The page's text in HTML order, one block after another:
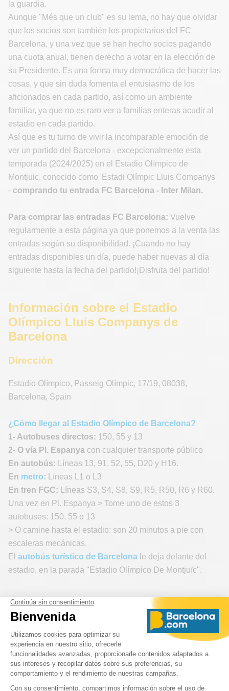
la guardia.
Aunque "Més que un club" es su lema, no hay que olvidar
que los socios son también los propietarios del FC
Barcelona, y una vez que se han hecho socios pagando
una cuota anual, tienen derecho a votar en la elección de
su Presidente. Es una forma muy democrática de hacer las
cosas, y que sin duda fomenta el entusiasmo de los
aficionados en cada partido, así como un ambiente
familiar, ya que no es raro ver a familias enteras acudir al
estadio en cada partido.
Así que es tu turno de vivir la incomparable emoción de
ver un partido del Barcelona - excepcionalmente esta
temporada (2024/2025) en el Estadio Olímpico de
Montjuic, conocido como 'Estadi Olímpic Lluis Companys'
- comprando tu entrada FC Barcelona - Inter Milan.
Para comprar las entradas FC Barcelona: Vuelve
regularmente a esta página ya que ponemos a la venta las
entradas según su disponibilidad. ¡Cuando no hay
entradas disponibles un día, puede haber nuevas al día
siguiente hasta la fecha del partido!¡Disfruta del partido!
Información sobre el Estadio
Olímpico Lluis Companys de
Barcelona
Dirección
Estadio Olímpico, Passeig Olímpic, 17/19, 08038,
Barcelona, Spain
¿Cómo llegar al Estadio Olímpico de Barcelona?
1- Autobuses directos: 150, 55 y 13
2- O vía Pl. Espanya con cualquier transporte público
En autobús: Líneas 13, 91, 52, 55, D20 y H16.
En metro: Líneas L1 o L3
En tren FGC: Líneas S3, S4, S8, S9, R5, R50, R6 y R60.
Una vez en Pl. Espanya > Tome uno de estos 3
autobuses: 150, 55 o 13
> O camine hasta el estadio: son 20 minutos a pie con
escaleras mecánicas.
El autobús turístico de Barcelona le deja delante del
estadio, en la parada "Estadio Olímpico De Montjuïc".
Nuestros consejos para disfrutar de
un partido del Barcelona
> Llegue alEstadio Olímpicoal menos una hora antes
del partido.
> Busque su número de asiento antes de llegar al estadio
para saber cómo entrar.